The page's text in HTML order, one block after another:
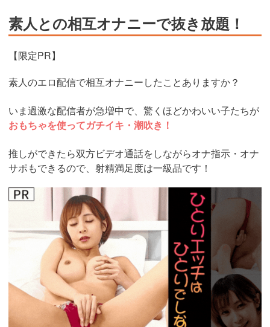
素人との相互オナニーで抜き放題！
【限定PR】
素人のエロ配信で相互オナニーしたことありますか？
いま過激な配信者が急増中で、驚くほどかわいい子たちが
おもちゃを使ってガチイキ・潮吹き！
推しができたら双方ビデオ通話をしながらオナ指示・オナ
サポもできるので、射精満足度は一級品です！
https://www.j-
live.tv/LiveChat/acs.php?
si=jwchatt&pid=MLA5661_0004&pa=lp40.php